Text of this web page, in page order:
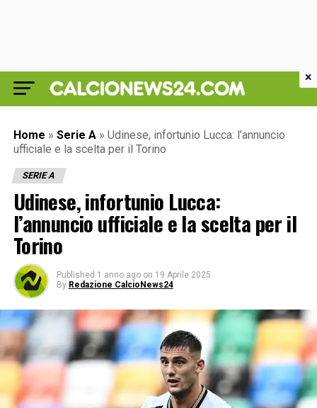
Home » Serie A » Udinese, infortunio Lucca: l’annuncio
ufficiale e la scelta per il Torino
SERIE A
Udinese, infortunio Lucca:
l’annuncio ufficiale e la scelta per il
Torino
Published 1 anno ago on 19 Aprile 2025
By Redazione CalcioNews24
×